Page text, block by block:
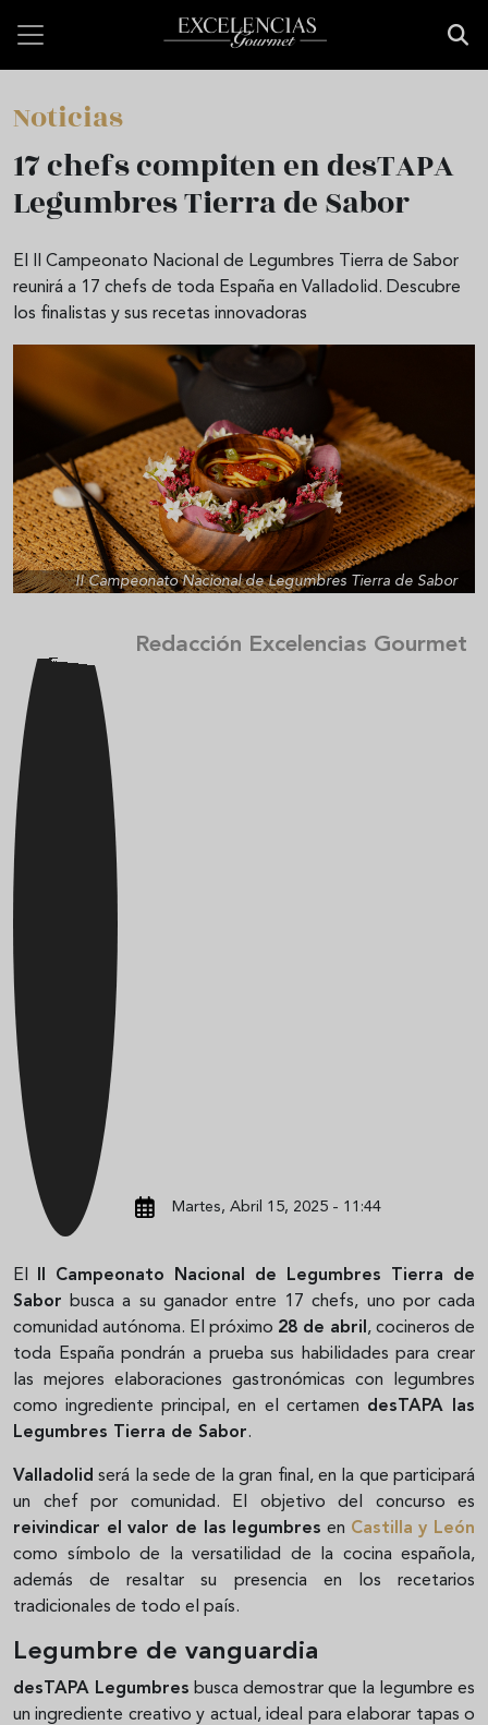
Noticias
17 chefs compiten en desTAPA
Legumbres Tierra de Sabor
El II Campeonato Nacional de Legumbres Tierra de Sabor
reunirá a 17 chefs de toda España en Valladolid. Descubre
los finalistas y sus recetas innovadoras
II Campeonato Nacional de Legumbres Tierra de Sabor
Redacción Excelencias Gourmet
Martes, Abril 15, 2025 - 11:44
El
II Campeonato Nacional de Legumbres Tierra de
Sabor busca a su ganador entre 17 chefs, uno por cada
comunidad autónoma. El próximo 28 de abril , cocineros de
toda España pondrán a prueba sus habilidades para crear
las mejores elaboraciones gastronómicas con legumbres
como ingrediente principal, en el certamen desTAPA las
Legumbres Tierra de Sabor.
Valladolid será la sede de la gran final, en la que participará
un chef por comunidad. El objetivo del concurso es
reivindicar el valor de las legumbres en Castilla y León
como símbolo de la versatilidad de la cocina española,
además de resaltar su presencia en los recetarios
tradicionales de todo el país.
Legumbre de vanguardia
desTAPA Legumbres busca demostrar que la legumbre es
un ingrediente creativo y actual, ideal para elaborar tapas o